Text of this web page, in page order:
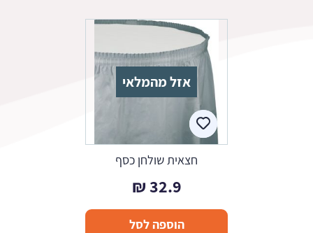
אזל מהמלאי
חצאית שולחן כסף
32.9
₪
הוספה לסל